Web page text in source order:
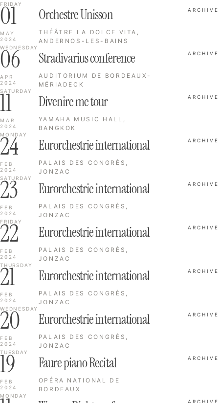
FRIDAY
01
MAY
2024
WEDNESDAY
Orchestre Unisson
THÉÂTRE LA DOLCE VITA,
ANDERNOS-LES-BAINS
ARCHIVE
06
APR
2024
SATURDAY
Stradivarius conference
AUDITORIUM DE BORDEAUX-
MÉRIADECK
ARCHIVE
11
MAR
2024
MONDAY
Divenire me tour
YAMAHA MUSIC HALL,
BANGKOK
ARCHIVE
24
FEB
2024
SATURDAY
Eurorchestrie international
PALAIS DES CONGRÈS,
JONZAC
ARCHIVE
23
FEB
2024
FRIDAY
Eurorchestrie international
PALAIS DES CONGRÈS,
JONZAC
ARCHIVE
22
FEB
2024
THURSDAY
Eurorchestrie international
PALAIS DES CONGRÈS,
JONZAC
ARCHIVE
21
FEB
2024
WEDNESDAY
Eurorchestrie international
PALAIS DES CONGRÈS,
JONZAC
ARCHIVE
20
FEB
2024
TUESDAY
Eurorchestrie international
PALAIS DES CONGRÈS,
JONZAC
ARCHIVE
19
FEB
2024
MONDAY
Faure piano Recital
OPÉRA NATIONAL DE
BORDEAUX
ARCHIVE
ARCHIVE